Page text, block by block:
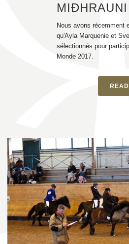
Nous avons récemment
qu'Ayla Marquenie et
sélectionnés pour
Monde 2017.